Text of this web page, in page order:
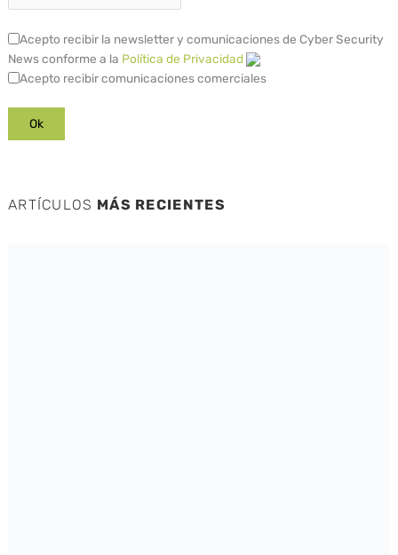
Acepto recibir la newsletter y comunicaciones de Cyber Security
News conforme a la Política de Privacidad
Acepto recibir comunicaciones comerciales
ARTÍCULOS MÁS RECIENTES